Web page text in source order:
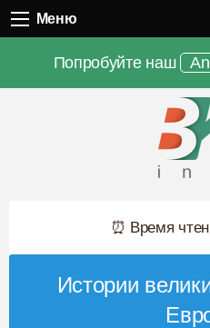
Меню
Попробуйте наш
⏰ Время
Истории